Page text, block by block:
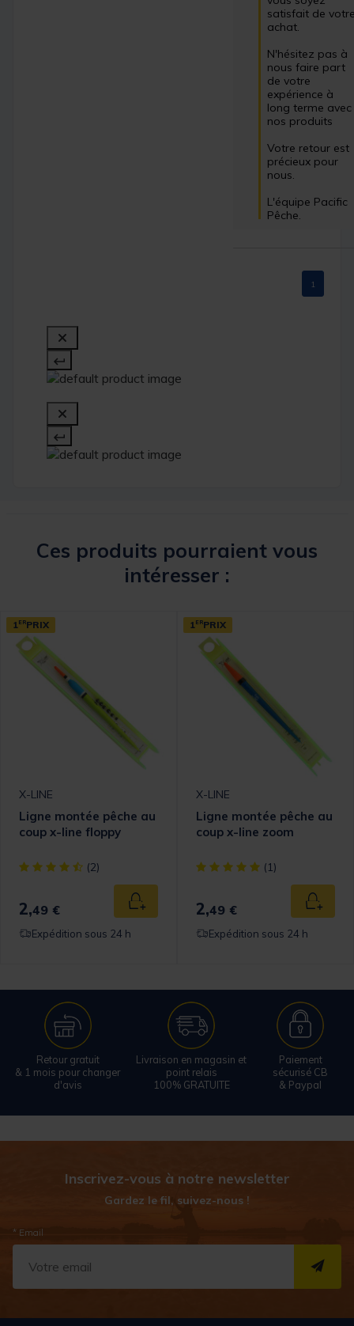
satisfait de
achat.
N'hésitez pas à
nous faire part
de votre
expérience à
long terme avec
nos produits
Votre retour est
précieux pour
nous.
L'équipe Pacific
Pêche.
1
Ces produits pourraient vous
intéresser :
1 ERPRIX
X-LINE
Ligne montée pêche au
coup x-line floppy
[object Object] out of 5 Customer Rating
(2)
2,49 € Ajouter au panier
Expédition sous 24 h
1 ERPRIX
X-LINE
Ligne montée pêche au
coup x-line zoom
[object Object] out of 5
(1)
2,49 €
Expédition sous 24 h
Retour gratuit
& 1 mois pour changer
d'avis
Livraison en magasin et
point relais
100% GRATUITE
Paiement
sécurisé CB
& Paypal
Inscrivez-vous à notre newsletter
Gardez le fil, suivez-nous !
* Email